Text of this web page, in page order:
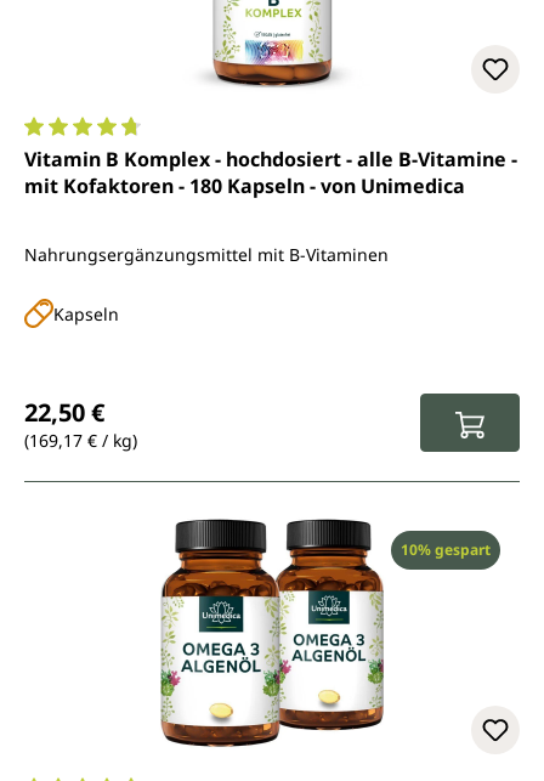
Durchschnittliche Bewertung von 4.8 von 5 Sternen
Vitamin B Komplex - hochdosiert - alle B-Vitamine -
mit Kofaktoren - 180 Kapseln - von Unimedica
Nahrungsergänzungsmittel mit B-Vitaminen
Kapseln
22,50 €
(169,17 € / kg)
Rabatt
10% gespart